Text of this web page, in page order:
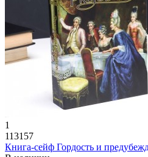
1
113157
Книга-сейф Гордость и